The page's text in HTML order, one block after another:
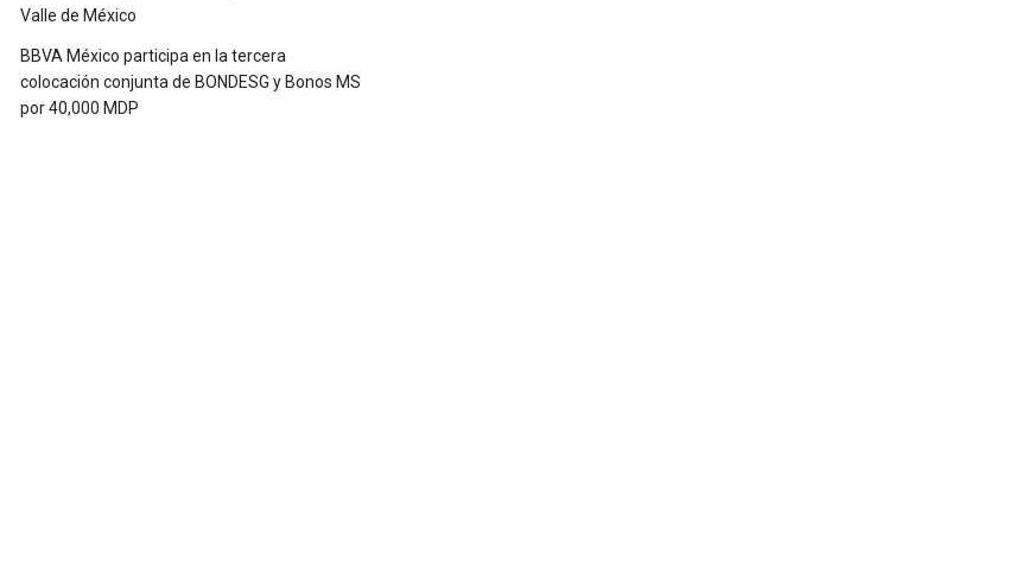
Valle de México
BBVA México participa en la tercera
colocación conjunta de BONDESG y Bonos MS
por 40,000 MDP